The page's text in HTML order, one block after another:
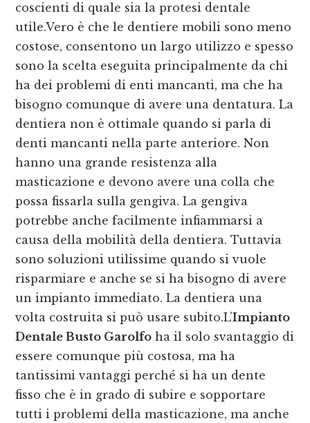
coscienti di quale sia la protesi dentale
utile.Vero è che le dentiere mobili sono meno
costose, consentono un largo utilizzo e spesso
sono la scelta eseguita principalmente da chi
ha dei problemi di enti mancanti, ma che ha
bisogno comunque di avere una dentatura. La
dentiera non è ottimale quando si parla di
denti mancanti nella parte anteriore. Non
hanno una grande resistenza alla
masticazione e devono avere una colla che
possa fissarla sulla gengiva. La gengiva
potrebbe anche facilmente infiammarsi a
causa della mobilità della dentiera. Tuttavia
sono soluzioni utilissime quando si vuole
risparmiare e anche se si ha bisogno di avere
un impianto immediato. La dentiera una
volta costruita si può usare subito.L’Impianto
Dentale Busto Garolfo ha il solo svantaggio di
essere comunque più costosa, ma ha
tantissimi vantaggi perché si ha un dente
fisso che è in grado di subire e sopportare
tutti i problemi della masticazione, ma anche